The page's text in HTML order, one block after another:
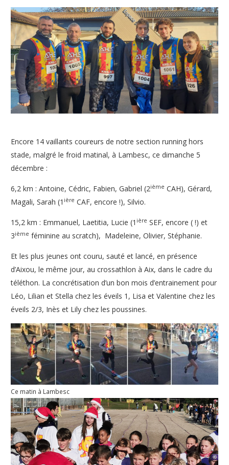
Encore 14 vaillants coureurs de notre section running hors
stade, malgré le froid matinal, à Lambesc, ce dimanche 5
décembre :
6,2 km : Antoine, Cédric, Fabien, Gabriel (2ième CAH), Gérard,
Magali, Sarah (1 ière CAF, encore !), Silvio.
15,2 km : Emmanuel, Laetitia, Lucie (1 ière SEF, encore ( !) et
3ième féminine au scratch), Madeleine, Olivier, Stéphanie.
Et les plus jeunes ont couru, sauté et lancé, en présence
d’Aixou, le même jour, au crossathlon à Aix, dans le cadre du
téléthon. La concrétisation d’un bon mois d’entrainement pour
Léo, Lilian et Stella chez les éveils 1, Lisa et Valentine chez les
éveils 2/3, Inès et Lily chez les poussines.
Ce matin à Lambesc